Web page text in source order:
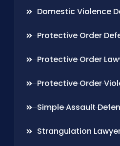
Domestic Violence
Protective Order
Protective Order
Protective Order
Simple Assault
Strangulation